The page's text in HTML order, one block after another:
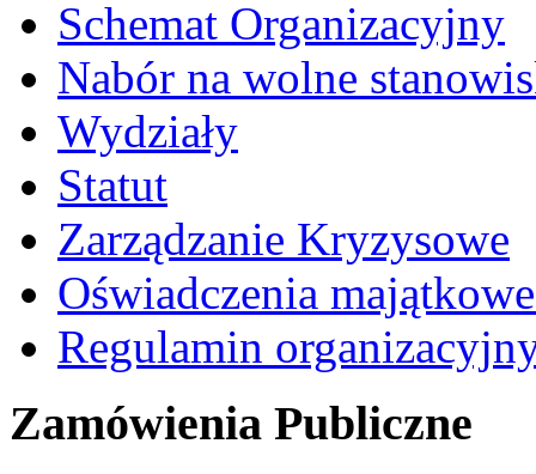
Schemat Organizacyjny
Nabór na wolne
Wydziały
Statut
Zarządzanie Kryzysowe
Oświadczenia
Regulamin
Zamówienia Publiczne